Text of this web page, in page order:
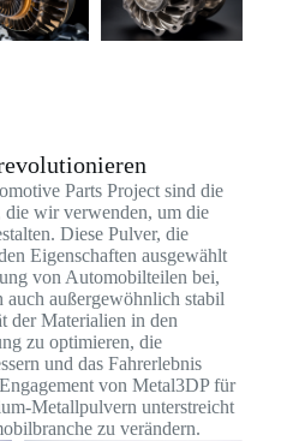
Parts Project sind die
wir verwenden, um die
Diese Pulver, die
Eigenschaften ausgewählt
von Automobilteilen bei,
außergewöhnlich stabil
der Materialien in den
zu optimieren, die
und das Fahrerlebnis
von Metal3DP für
Metallpulvern unterstreicht
zu verändern.